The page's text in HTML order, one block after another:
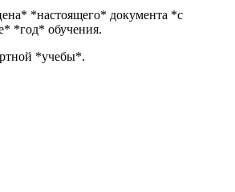
*настоящего* документа *с
*год* обучения.
*учебы*.